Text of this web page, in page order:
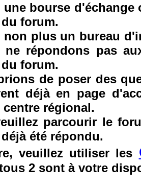
une bourse
forum.
non plus un bureau
ne répondons pas
forum.
de poser des
déjà en page
régional.
parcourir le
été répondu.
veuillez utiliser les
2 sont à votre